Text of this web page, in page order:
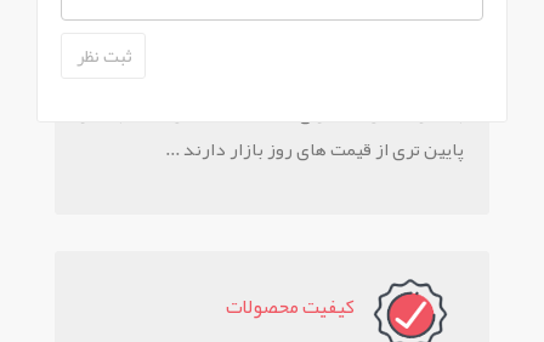
تخفيف ويژه
پایین تری از قیمت های روز بازار دارند ...
کيفيت محصولات